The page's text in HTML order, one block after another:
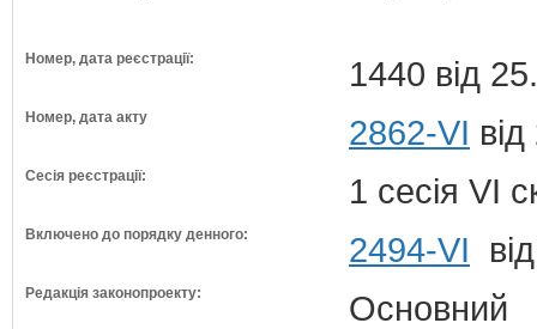
Номер, дата реєстрації: 1440 від
Номер, дата акту 2862-VI
Сесія реєстрації: 1 сесія VI
Включено до порядку денного: 2494-VI
Редакція законопроекту: Основний